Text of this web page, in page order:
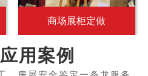
商场展柜定做
应用案例